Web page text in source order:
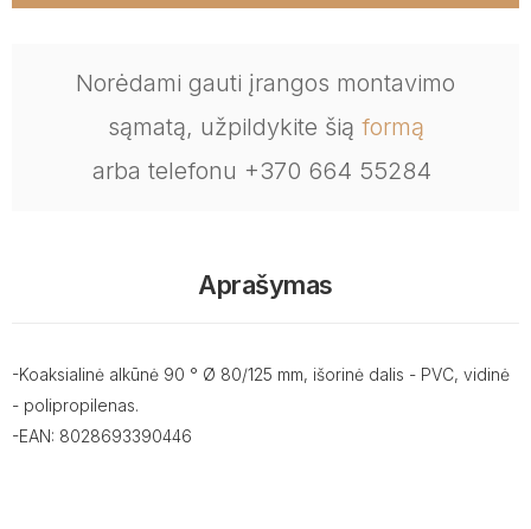
Norėdami gauti įrangos montavimo
sąmatą, užpildykite šią formą
arba telefonu +370 664 55284
Aprašymas
-Koaksialinė alkūnė 90 ° Ø 80/125 mm, išorinė dalis - PVC, vidinė
- polipropilenas.
-EAN: 8028693390446